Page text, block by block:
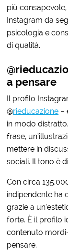
più
Instagram da
psicologia e
di qualità.
a pensare
Il profilo
@rieducazione –
in modo
frase,
mettere in
sociali. Il tono è
Con circa
indipendente ha
grazie a
forte. È il profilo
contenuto
pensare.